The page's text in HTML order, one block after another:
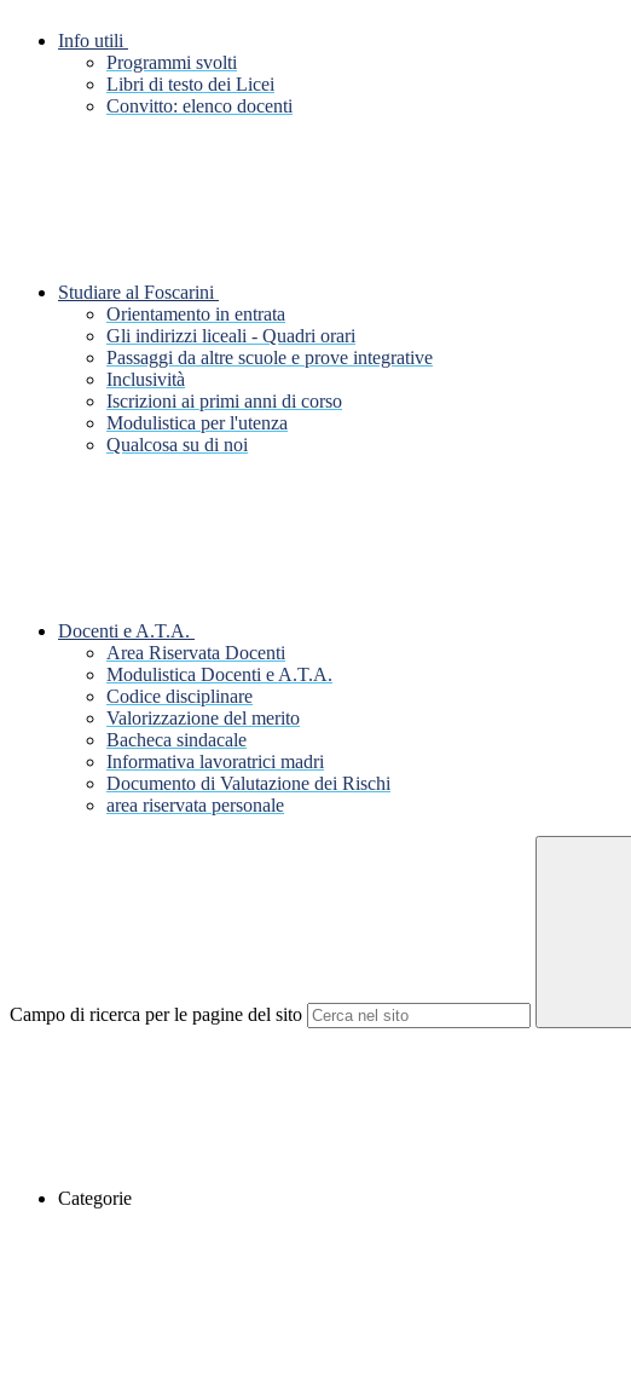
Info utili
Programmi svolti
Libri di testo dei Licei
Convitto: elenco docenti
Studiare al Foscarini
Orientamento in entrata
Gli indirizzi liceali - Quadri orari
Passaggi da altre scuole e prove integrative
Inclusività
Iscrizioni ai primi anni di corso
Modulistica per l'utenza
Qualcosa su di noi
Docenti e A.T.A.
Area Riservata Docenti
Modulistica Docenti e A.T.A.
Codice disciplinare
Valorizzazione del merito
Bacheca sindacale
Informativa lavoratrici madri
Documento di Valutazione dei Rischi
area riservata personale
Campo di ricerca per le pagine del sito
Categorie